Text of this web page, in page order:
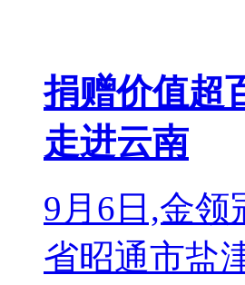
捐赠价值超
走进云南
9月6日,金
省昭通市盐